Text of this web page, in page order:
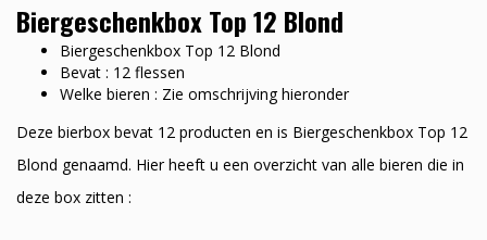
Biergeschenkbox Top 12 Blond
Biergeschenkbox Top 12 Blond
Bevat : 12 flessen
Welke bieren : Zie omschrijving hieronder
Deze bierbox bevat 12 producten en is Biergeschenkbox Top 12
Blond genaamd. Hier heeft u een overzicht van alle bieren die in
deze box zitten :